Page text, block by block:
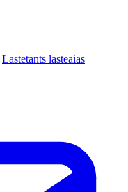
Lastetants lasteaias